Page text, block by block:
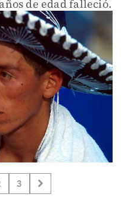
de edad falleció.
3